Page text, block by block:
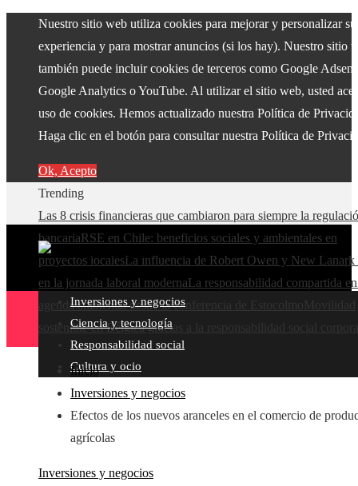
Nuestro sitio web utiliza cookies para mejorar y personalizar su
experiencia y para mostrar anuncios (si los hay). Nuestro sitio
también puede incluir cookies de terceros como Google
Google Analytics o YouTube. Al utilizar el sitio web, usted
uso de cookies. Hemos actualizado nuestra Política de
Haga clic en el botón para consultar nuestra Política de
Ok, Acepto
Trending
Las 8 crisis financieras que cambiaron para siempre la
bancariaRSE en Chile: beneficios sociales y ambientales en
proyectos localesLa influencia de Robert Owen y New
en la jornada laboral modernaLa responsabilidad compartida
agenda ambiental desde la conferencia de Estocolmo
sostenible en Bélgica gracias a la responsabilidad social
Inversiones y negocios
Ciencia y tecnología
Responsabilidad social
Cultura y ocio
Inicio
Inversiones y negocios
Efectos de los nuevos aranceles en el comercio de
agrícolas
Inversiones y negocios